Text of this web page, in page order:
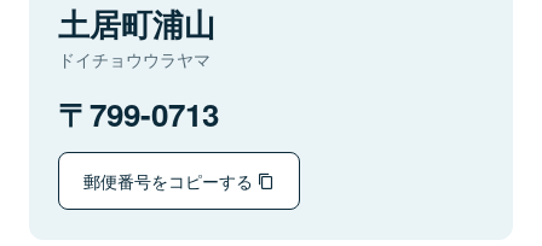
土居町浦山
ドイチョウウラヤマ
799-0713
郵便番号をコピーする